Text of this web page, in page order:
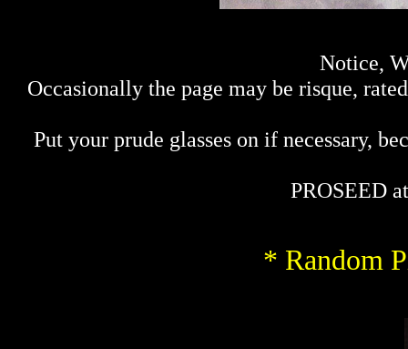
Notice,
Occasionally the page may be risque,
Put your prude glasses on if necessary,
PROSEED
* Random